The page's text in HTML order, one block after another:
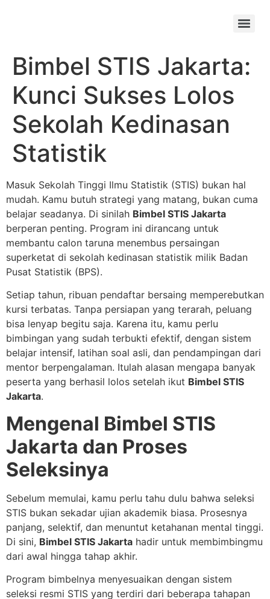
Menu
Bimbel STIS Jakarta:
Kunci Sukses Lolos
Sekolah Kedinasan
Statistik
Masuk Sekolah Tinggi Ilmu Statistik (STIS) bukan hal
mudah. Kamu butuh strategi yang matang, bukan cuma
belajar seadanya. Di sinilah Bimbel STIS Jakarta
berperan penting. Program ini dirancang untuk
membantu calon taruna menembus persaingan
superketat di sekolah kedinasan statistik milik Badan
Pusat Statistik (BPS).
Setiap tahun, ribuan pendaftar bersaing memperebutkan
kursi terbatas. Tanpa persiapan yang terarah, peluang
bisa lenyap begitu saja. Karena itu, kamu perlu
bimbingan yang sudah terbukti efektif, dengan sistem
belajar intensif, latihan soal asli, dan pendampingan dari
mentor berpengalaman. Itulah alasan mengapa banyak
peserta yang berhasil lolos setelah ikut Bimbel STIS
Jakarta.
Mengenal Bimbel STIS
Jakarta dan Proses
Seleksinya
Sebelum memulai, kamu perlu tahu dulu bahwa seleksi
STIS bukan sekadar ujian akademik biasa. Prosesnya
panjang, selektif, dan menuntut ketahanan mental tinggi.
Di sini, Bimbel STIS Jakarta hadir untuk membimbingmu
dari awal hingga tahap akhir.
Program bimbelnya menyesuaikan dengan sistem
seleksi resmi STIS yang terdiri dari beberapa tahapan